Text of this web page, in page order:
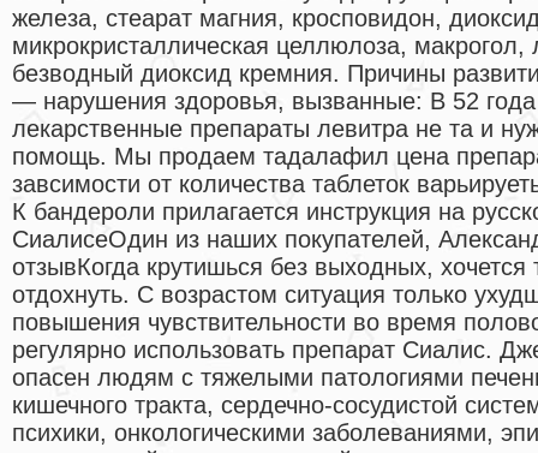
железа, стеарат магния, кросповидон,
микрокристаллическая целлюлоза,
безводный диоксид кремния. Причины
— нарушения здоровья, вызванные: В 52
лекарственные препараты левитра не та и
помощь. Мы продаем тадалафил цена
завсимости от количества таблеток
К бандероли прилагается инструкция на
СиалисеОдин из наших покупателей,
отзывКогда крутишься без выходных, хочется
отдохнуть. С возрастом ситуация только
повышения чувствительности во время
регулярно использовать препарат Сиалис.
опасен людям с тяжелыми патологиями
кишечного тракта, сердечно-сосудистой
психики, онкологическими заболеваниями,